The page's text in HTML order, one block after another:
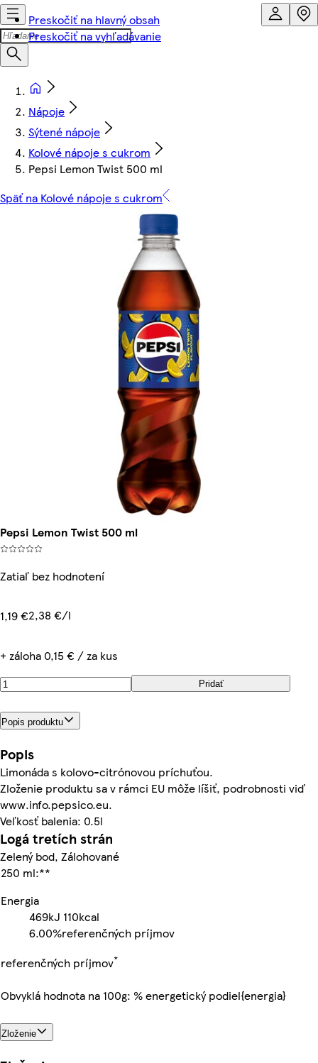
Preskočiť na hlavný obsah
Preskočiť na vyhľadávanie
Nápoje
Sýtené nápoje
Kolové nápoje s cukrom
Pepsi Lemon Twist 500 ml
Späť na Kolové nápoje s cukrom
Pepsi Lemon Twist 500 ml
Zatiaľ bez hodnotení
1,19 €2,38 €/l
+ záloha 0,15 € / za kus
Pridať
Popis produktu
Popis
Limonáda s kolovo-citrónovou príchuťou.
Zloženie produktu sa v rámci EU môže líšiť, podrobnosti viď
www.info.pepsico.eu.
Veľkosť balenia: 0.5l
Logá tretích strán
Zelený bod, Zálohované
250 ml:**
Energia
469kJ 110kcal
6.00%referenčných príjmov
referenčných príjmov*
Obvyklá hodnota na 100g: % energetický podiel{energia}
Zloženie